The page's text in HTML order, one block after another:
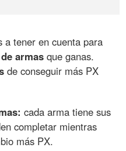
a tener en cuenta para
armas que ganas.
de conseguir más PX
cada arma tiene sus
completar mientras
más PX.